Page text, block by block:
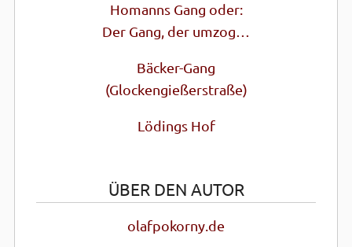
Homanns Gang oder:
Der Gang, der umzog…
Bäcker-Gang
(Glocken­gießer­straße)
Lödings Hof
ÜBER DEN AUTOR
olafpokorny.de